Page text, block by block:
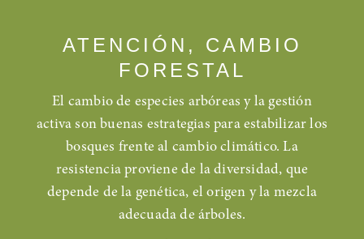
ATENCIÓN, CAMBIO
FORESTAL
El cambio de especies arbóreas y la gestión
activa son buenas estrategias para estabilizar los
bosques frente al cambio climático. La
resistencia proviene de la diversidad, que
depende de la genética, el origen y la mezcla
adecuada de árboles.